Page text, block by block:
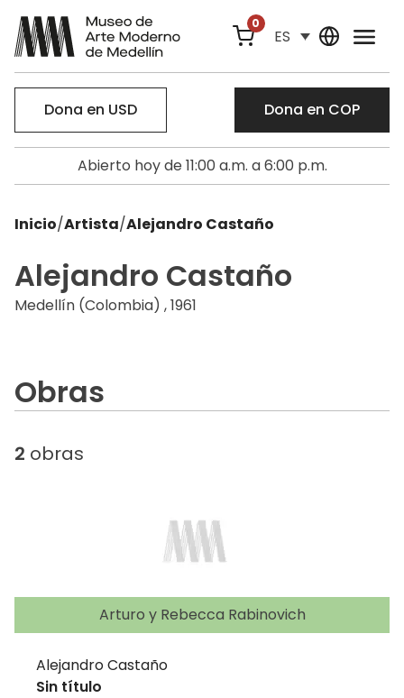
0
ES
Dona en USD Dona en COP
Abierto hoy de 11:00 a.m. a 6:00 p.m.
Inicio/Artista/Alejandro Castaño
Alejandro Castaño
Medellín (Colombia) , 1961
Obras
2 obras
Arturo y Rebecca Rabinovich
Alejandro Castaño
Sin título